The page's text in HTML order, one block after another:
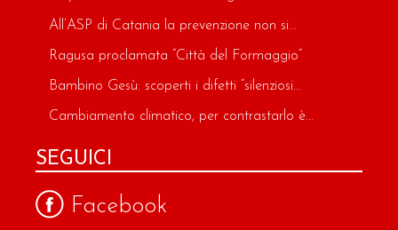
All’ASP di Catania la prevenzione non si...
Ragusa proclamata “Città del Formaggio”
Bambino Gesù: scoperti i difetti “silenziosi...
Cambiamento climatico, per contrastarlo è...
SEGUICI
Facebook